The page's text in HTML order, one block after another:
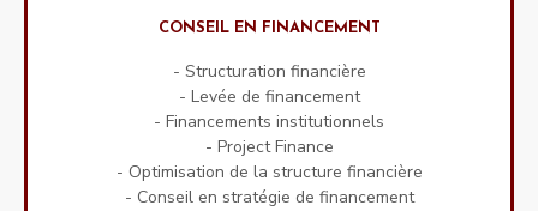
CONSEIL EN FINANCEMENT
- Structuration financière
- Levée de financement
- Financements institutionnels
- Project Finance
- Optimisation de la structure financière
- Conseil en stratégie de financement